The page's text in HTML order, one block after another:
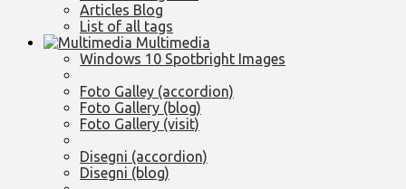
Articles Blog
List of all tags
Multimedia
Windows 10 Spotbright Images
Foto Galley (accordion)
Foto Gallery (blog)
Foto Gallery (visit)
Disegni (accordion)
Disegni (blog)